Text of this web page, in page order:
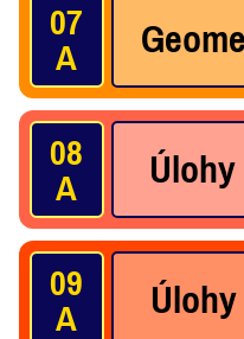
07
A
08
A
09
A